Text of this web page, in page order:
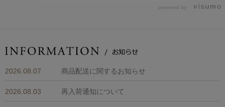
powered by
2026.08.07 商品配送に関するお知らせ
2026.08.03 再入荷通知について